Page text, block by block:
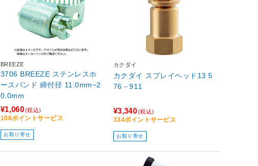
BREEZE
3706 BREEZE ステンレスホ
ースバンド 締付径 11.0mm~2
0.0mm
¥1,060(税込)
106ポイントサービス
お取り寄せ
カクダイ
カクダイ スプレイヘッド13 5
76－911
¥3,340(税込)
334ポイントサービス
お取り寄せ